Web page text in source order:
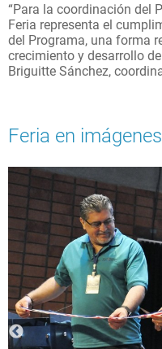
“Para la coordinación del
Feria representa el
del Programa, una forma
crecimiento y desarrollo
Briguitte Sánchez,
Feria en imágenes